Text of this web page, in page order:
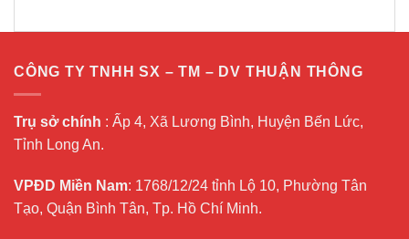
CÔNG TY TNHH SX – TM – DV THUẬN THÔNG
Trụ sở chính : Ấp 4, Xã Lương Bình, Huyện Bến Lức,
Tỉnh Long An.
VPĐD Miền Nam: 1768/12/24 tỉnh Lộ 10, Phường Tân
Tạo, Quận Bình Tân, Tp. Hồ Chí Minh.